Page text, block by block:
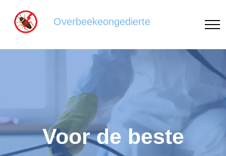
Overbeekeongedierte
Voor de beste